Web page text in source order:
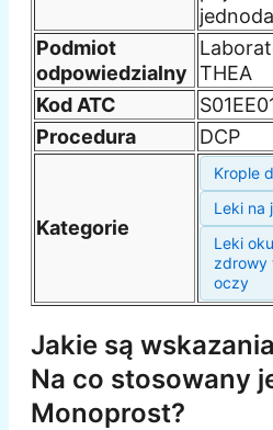
Podmiot
odpowiedzialny THEA
Kod ATC
Procedura
DCP
Kategorie
Krople
Leki na
Leki
zdrowy
oczy
Jakie są
Na co stosowany
Monoprost?